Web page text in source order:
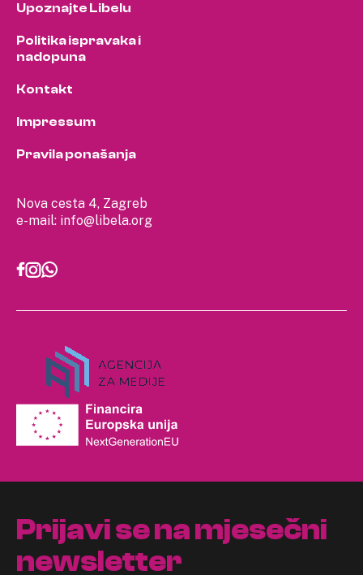
Nova cesta 4, Zagreb
e-mail: info@libela.org
Upoznajte Libelu
Politika ispravaka i
nadopuna
Kontakt
Impressum
Pravila ponašanja
Prijavi se na mjesečni
newsletter